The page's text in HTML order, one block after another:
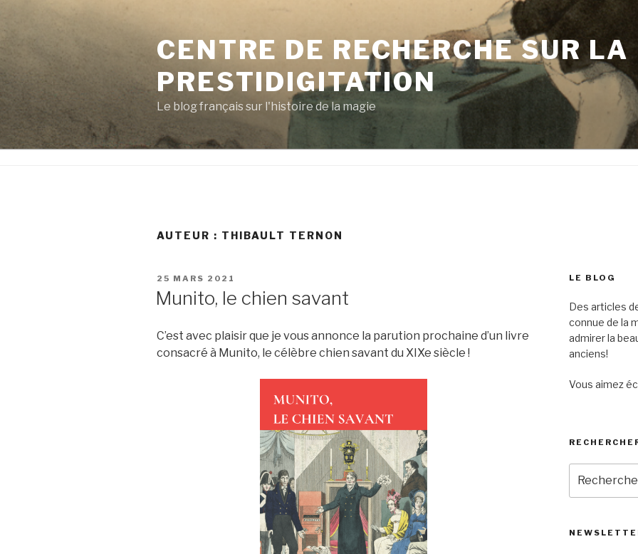
principal
CENTRE DE RECHERCHE SUR LA
PRESTIDIGITATION
Le blog français sur l'histoire de la magie
AUTEUR : THIBAULT TERNON
PUBLIÉ
LE
25 MARS 2021
Munito, le chien savant
C’est avec plaisir que je vous annonce la parution prochaine d’un livre
consacré à Munito, le célèbre chien savant du XIXe siècle !
LE BLOG
Des articles
connue de la
admirer la
anciens!
Vous aimez
pour